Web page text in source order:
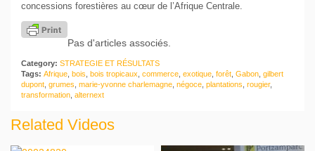
concessions forestières au cœur de l’Afrique Centrale.
Pas d'articles associés.
Category: STRATEGIE ET RÉSULTATS
Tags: Afrique bois bois tropicaux commerce exotique forêt Gabon gilbert
dupont grumes marie-yvonne charlemagne négoce plantations rougier,
transformation alternext
Related Videos